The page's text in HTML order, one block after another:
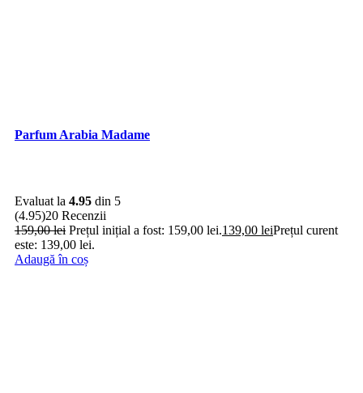
Parfum Arabia Madame
Evaluat la 4.95 din 5
(4.95)20 Recenzii
159,00lei Prețul inițial a fost: 159,00 lei.139,00 leiPrețul curent
este: 139,00 lei.
Adaugă în coș